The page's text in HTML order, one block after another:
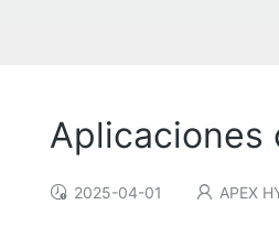
Aplicaciones
2025-04-01 APEX